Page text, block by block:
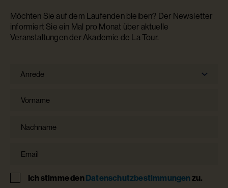
Möchten Sie auf dem Laufenden bleiben? Der Newsletter
informiert Sie ein Mal pro Monat über aktuelle
Veranstaltungen der Akademie de La Tour.
Anrede
Hinweis
Ich stimme denDatenschutzbestimmungenzu.